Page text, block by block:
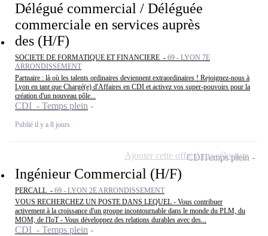
Délégué commercial / Déléguée
commerciale en services auprès
des (H/F)
SOCIETE DE FORMATIQUE ET FINANCIERE - 69 - LYON 7E
ARRONDISSEMENT
Partnaire : là où les talents ordinaires deviennent extraordinaires ! Rejoignez-nous à
Lyon en tant que Chargé(e) d'Affaires en CDI et activez vos super-pouvoirs pour la
création d'un nouveau pôle...
CDI - Temps plein
Publié il y a 8 jours
Ingénieur Commercial (H/F)
PERCALL - 69 - LYON 2E ARRONDISSEMENT
VOUS RECHERCHEZ UN POSTE DANS LEQUEL - Vous contribuer
activement à la croissance d'un groupe incontournable dans le monde du PLM, du
MOM, de l'IoT - Vous développez des relations durables avec des...
CDI - Temps plein
CDITemps plein
Ajouter cette offre à ma sélection